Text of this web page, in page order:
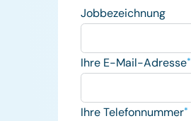
Jobbezeichnung
Ihre E-Mail-Adresse*
Ihre Telefonnummer*